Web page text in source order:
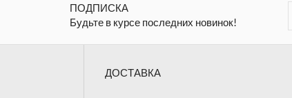
ПОДПИСКА
Будьте в курсе последних новинок!
ДОСТАВКА